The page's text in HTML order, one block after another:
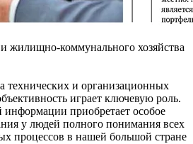
жилищно-коммунального хозяйства
технических и организационных
играет ключевую роль.
информации приобретает особое
у людей полного понимания всех
процессов в нашей большой стране